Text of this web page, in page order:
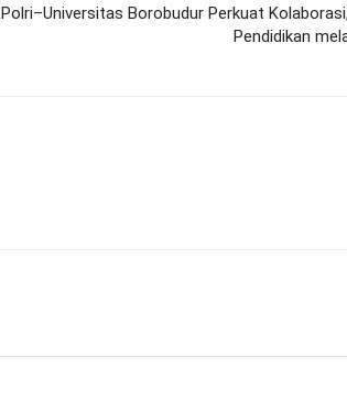
Polri–Universitas Borobudur Perkuat
Pendidikan